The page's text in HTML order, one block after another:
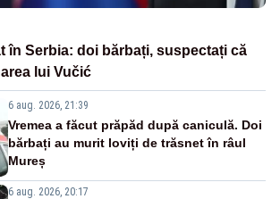
în Serbia: doi bărbați, suspectați că
lui Vučić
6 aug. 2026, 21:39
Vremea a făcut prăpăd după caniculă. Doi
bărbați au murit loviți de trăsnet în râul
Mureș
6 aug. 2026, 20:17